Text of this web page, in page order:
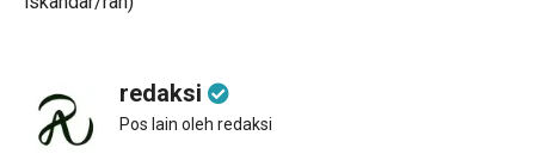
redaksi
Pos lain oleh redaksi